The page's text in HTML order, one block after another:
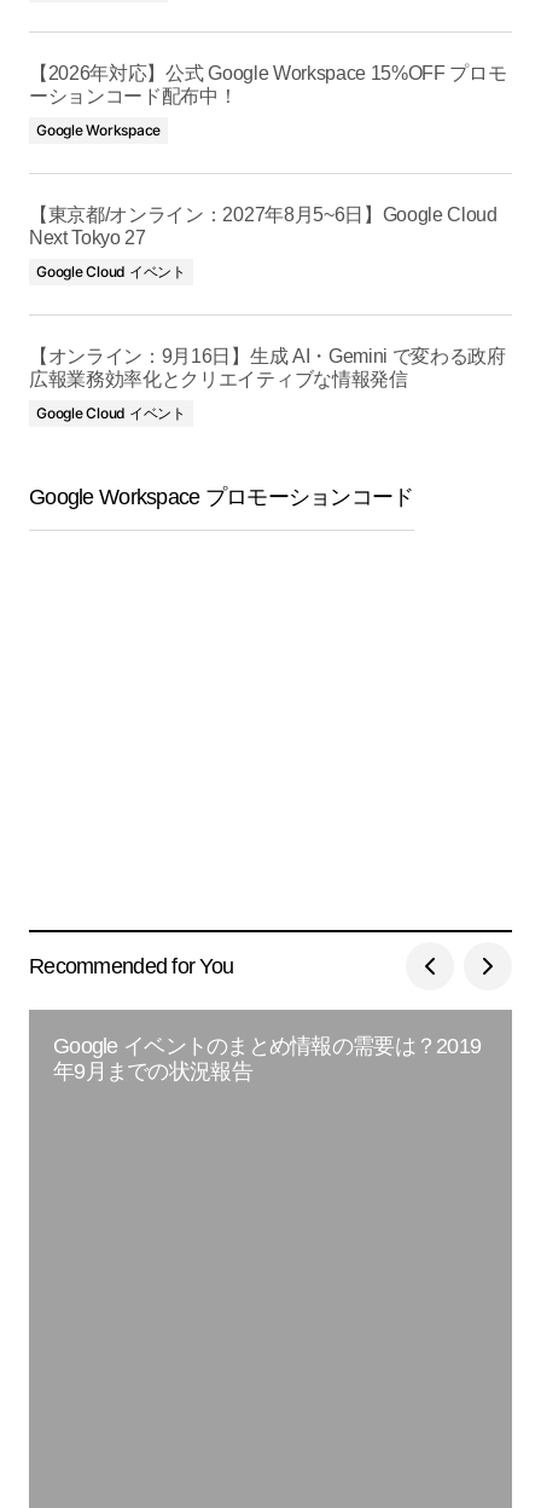
【2026年対応】公式 Google Workspace 15%OFF プロモ
ーションコード配布中！
Google Workspace
【東京都/オンライン：2027年8月5~6日】Google Cloud
Next Tokyo 27
Google Cloud イベント
【オンライン：9月16日】生成 AI・Gemini で変わる政府
広報業務効率化とクリエイティブな情報発信
Google Cloud イベント
Google Workspace プロモーションコード
Recommended for You
Google イベントのまとめ情報の需要は？2019
年9月までの状況報告